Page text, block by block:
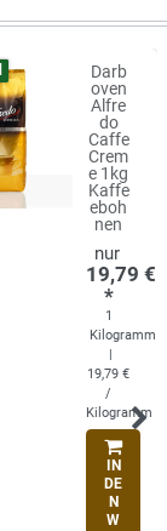
Darb
oven
Alfre
do
Caffe
Crem
e 1kg
Kaffe
eboh
nen
19,79 €
*
1
Kilogramm
|
19,79 €
/
Kilogramm
IN
DE
N
W